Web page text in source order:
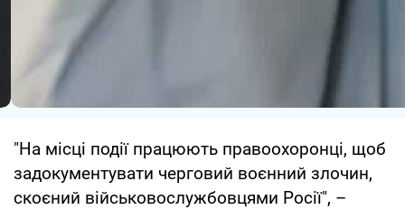
"На місці події працюють правоохоронці, щоб
задокументувати черговий воєнний злочин,
скоєний військовослужбовцями Росії", –